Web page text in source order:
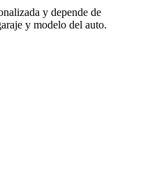
y depende de
y modelo del auto.